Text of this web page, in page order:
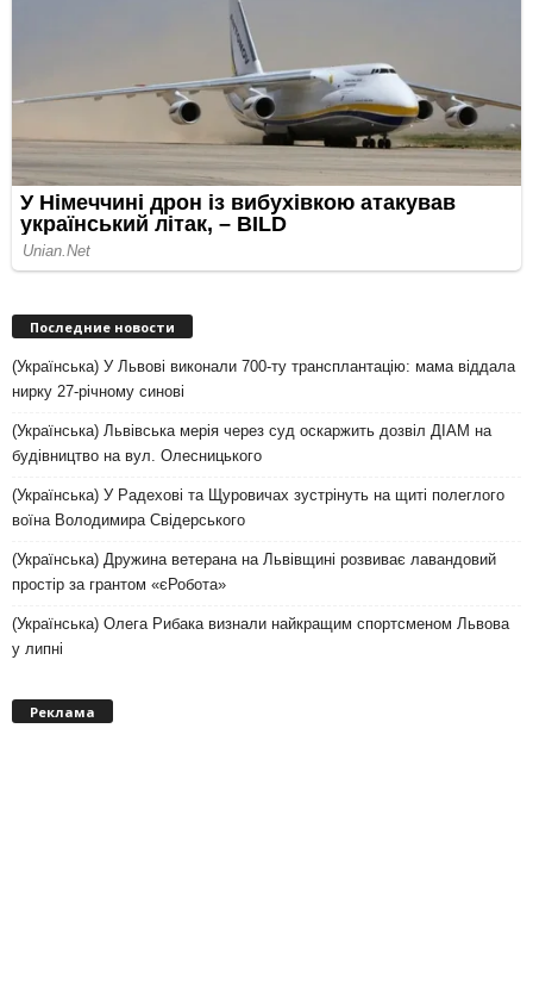
Последние новости
(Українська) У Львові виконали 700-ту трансплантацію: мама віддала
нирку 27-річному синові
(Українська) Львівська мерія через суд оскаржить дозвіл ДІАМ на
будівництво на вул. Олесницького
(Українська) У Радехові та Щуровичах зустрінуть на щиті полеглого
воїна Володимира Свідерського
(Українська) Дружина ветерана на Львівщині розвиває лавандовий
простір за грантом «єРобота»
(Українська) Олега Рибака визнали найкращим спортсменом Львова
у липні
Реклама